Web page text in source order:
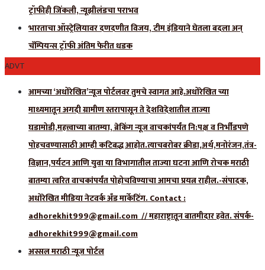
ट्रॉफीही जिंकली, न्यूझीलंडचा पराभव
भारताचा ऑस्ट्रेलियावर दणदणीत विजय, टीम इंडियाने घेतला बदला अन्
चॅम्पियन्स ट्रॉफी अंतिम फेरीत धडक
ADVT
आमच्या ‘अधोरेखित’न्यूज पोर्टलवर तुमचे स्वागत आहे.अधोरेखित च्या
माध्यमातून अगदी ग्रामीण स्तरापासून ते देशविदेशातील ताज्या
घडामोडी,महत्त्वाच्या बातम्या, ब्रेकिंग न्यूज वाचकांपर्यंत नि:पक्ष व निर्भीडपणे
पोहचवण्यासाठी आम्ही कटिबद्ध आहोत.त्याचबरोबर क्रीडा,अर्थ,मनोरंजन,तंत्र-
विज्ञान,पर्यटन आणि युवा या विभागातील ताज्या घटना आणि रोचक मराठी
बातम्या त्वरित वाचकांपर्यंत पोहोचविण्याचा आमचा प्रयत्न राहील.-संपादक,
अधोरेखित मीडिया नेटवर्क अँड मार्केटिंग. Contact :
adhorekhit999@gmail.com // महाराष्ट्रातून बातमीदार हवेत. संपर्क-
adhorekhit999@gmail.com
अस्सल मराठी न्यूज पोर्टल